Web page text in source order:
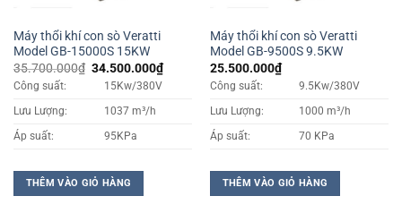
Máy thổi khí con sò Veratti
Model GB-15000S 15KW
35.700.000₫ Giá
gốc
34.500.000₫Giá
hiện
34.500.000₫.
Công suất:
15Kw/380V
Lưu Lượng:
1037 m³/h
Áp suất:
95KPa
THÊM VÀO GIỎ HÀNG
Máy thổi khí con sò Veratti
Model GB-9500S 9.5KW
25.500.000₫
Công suất:
9.5Kw/380V
Lưu Lượng:
1000 m³/h
Áp suất:
70 KPa
THÊM VÀO GIỎ HÀNG